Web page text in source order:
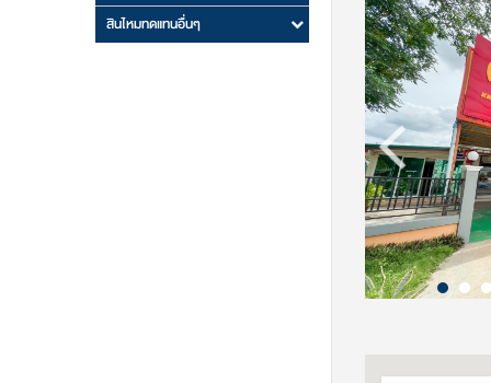
สินไหมทดแทนอื่นๆ